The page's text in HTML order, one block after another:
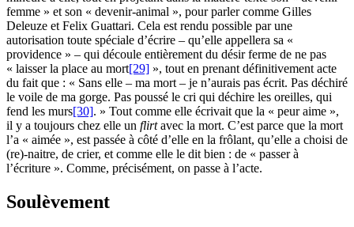
femme » et son « devenir-animal », pour parler comme Gilles
Deleuze et Felix Guattari. Cela est rendu possible par une
autorisation toute spéciale d’écrire – qu’elle appellera sa «
providence » – qui découle entièrement du désir ferme de ne pas
« laisser la place au mort[29] », tout en prenant définitivement acte
du fait que : « Sans elle – ma mort – je n’aurais pas écrit. Pas déchiré
le voile de ma gorge. Pas poussé le cri qui déchire les oreilles, qui
fend les murs[30]. » Tout comme elle écrivait que la « peur aime »,
il y a toujours chez elle un flirtavec la mort. C’est parce que la mort
l’a « aimée », est passée à côté d’elle en la frôlant, qu’elle a choisi de
(re)-naitre, de crier, et comme elle le dit bien : de « passer à
l’écriture ». Comme, précisément, on passe à l’acte.
Soulèvement